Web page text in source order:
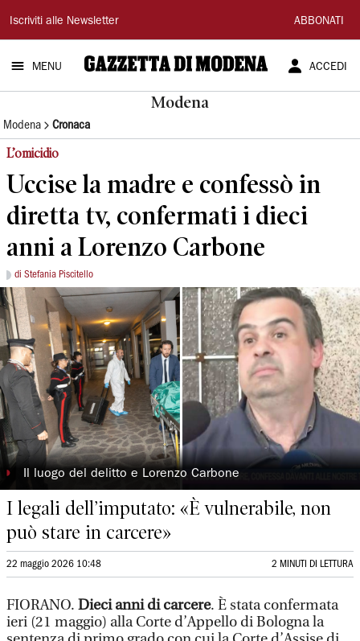
Gazzetta
di
Modena
Iscriviti alle Newsletter ABBONATI
MENU ACCEDI
Modena
Modena Cronaca
L’omicidio
Uccise la madre e confessò in
diretta tv, confermati i dieci
anni a Lorenzo Carbone
di Stefania Piscitello
◗ Il luogo del delitto e Lorenzo Carbone
I legali dell’imputato: «È vulnerabile, non
può stare in carcere»
22 maggio 2026 10:48 2 MINUTI DI LETTURA
FIORANO. Dieci anni di carcere. È stata confermata
ieri (21 maggio) alla Corte d’Appello di Bologna la